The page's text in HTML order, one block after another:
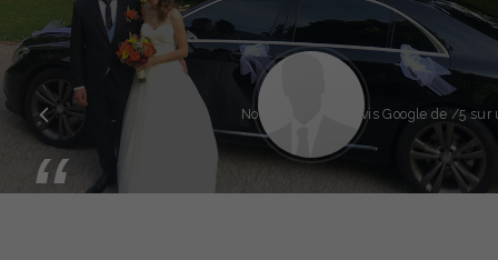
“
Note globale des avis Google de /5 sur
Précédent